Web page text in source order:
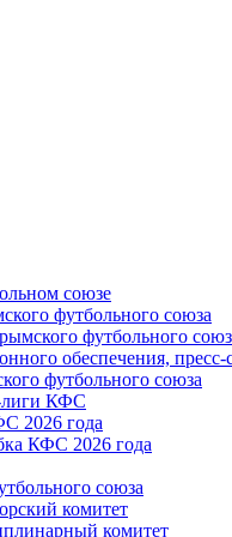
союзе
футбольного союза
футбольного
обеспечения, пресс-
футбольного союза
лиги КФС
2026 года
КФС 2026 года
союза
комитет
комитет